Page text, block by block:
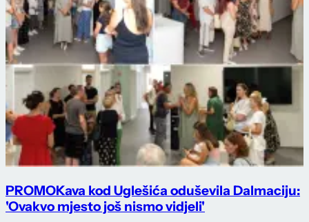
PROMOKava kod Uglešića oduševila Dalmaciju:
'Ovakvo mjesto još nismo vidjeli'